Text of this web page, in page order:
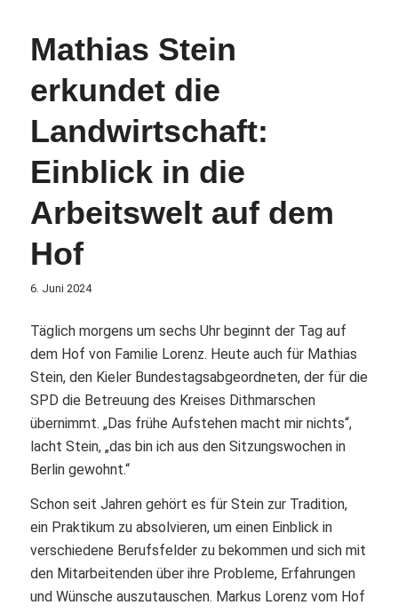
Mathias Stein
erkundet die
Landwirtschaft:
Einblick in die
Arbeitswelt auf dem
Hof
6. Juni 2024
Täglich morgens um sechs Uhr beginnt der Tag auf
dem Hof von Familie Lorenz. Heute auch für Mathias
Stein, den Kieler Bundestagsabgeordneten, der für die
SPD die Betreuung des Kreises Dithmarschen
übernimmt. „Das frühe Aufstehen macht mir nichts“,
lacht Stein, „das bin ich aus den Sitzungswochen in
Berlin gewohnt.“
Schon seit Jahren gehört es für Stein zur Tradition,
ein Praktikum zu absolvieren, um einen Einblick in
verschiedene Berufsfelder zu bekommen und sich mit
den Mitarbeitenden über ihre Probleme, Erfahrungen
und Wünsche auszutauschen. Markus Lorenz vom Hof